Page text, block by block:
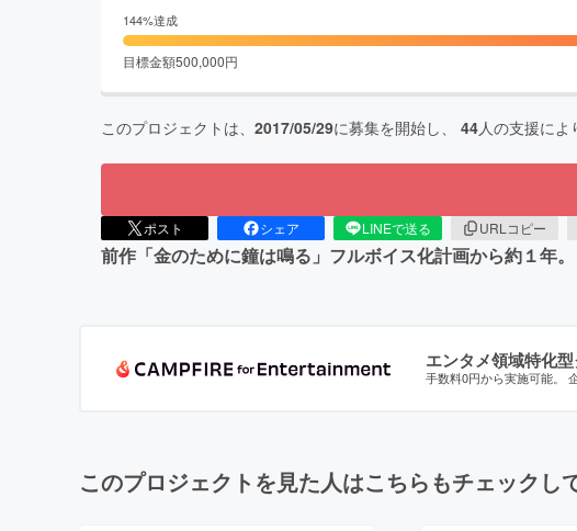
144%達成
目標金額500,000円
このプロジェクトは、 2017/05/29に募集を開始し、 44人の支援によ
ポスト シェア LINEで送る URLコピー
前作「金のために鐘は鳴る」フルボイス化計画から約１年
エンタメ領域特化
手数料0円から実施可能。
このプロジェクトを見た人はこちらもチェックし